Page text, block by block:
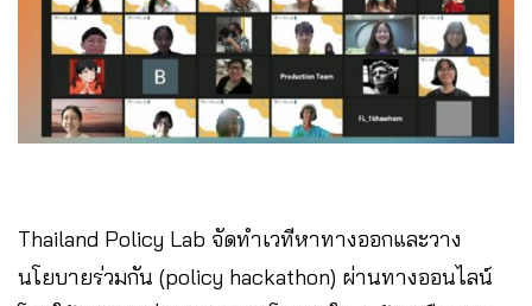
Thailand Policy Lab จัดทำเวทีหาทางออกและวาง
นโยบายร่วมกัน (policy hackathon) ผ่านทางออนไลน์